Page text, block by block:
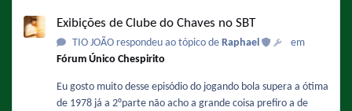
Exibições de Clube do Chaves no SBT
TIO JOÃO respondeu ao tópico de Raphael
em
Fórum Único Chespirito
Eu gosto muito desse episódio do jogando bola supera a ótima
de 1978 já a 2°parte não acho a grande coisa prefiro a de